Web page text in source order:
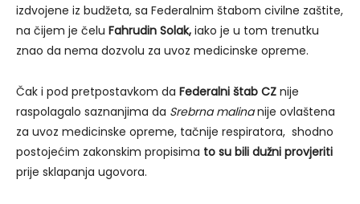
izdvojene iz budžeta, sa Federalnim štabom civilne zaštite,
na čijem je čelu Fahrudin Solak, iako je u tom trenutku
znao da nema dozvolu za uvoz medicinske opreme.
Čak i pod pretpostavkom da Federalni štab CZ nije
raspolagalo saznanjima da Srebrna malinanije ovlaštena
za uvoz medicinske opreme, tačnije respiratora, shodno
postojećim zakonskim propisima to su bili dužni provjeriti
prije sklapanja ugovora.